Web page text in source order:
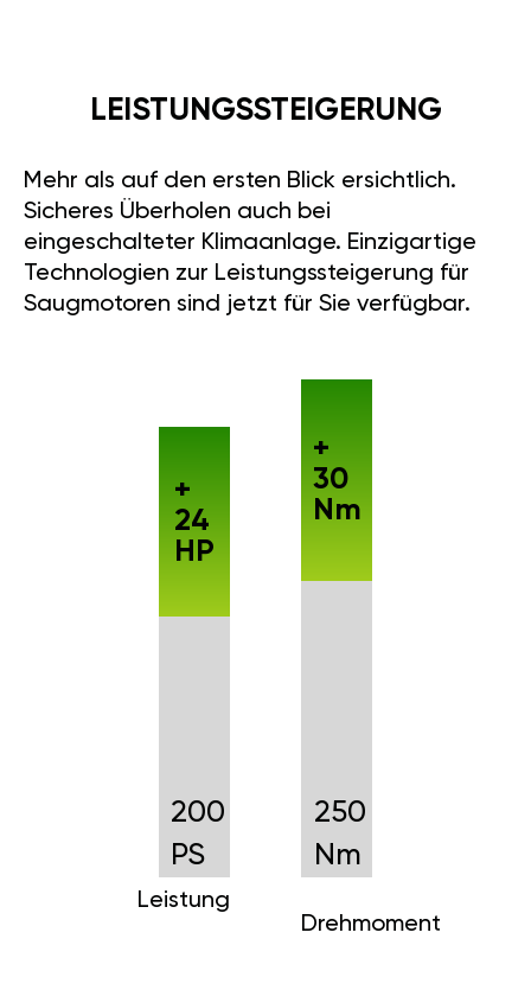
LEISTUNGSSTEIGERUNG
Mehr als auf den ersten Blick ersichtlich.
Sicheres Überholen auch bei
eingeschalteter Klimaanlage. Einzigartige
Technologien zur Leistungssteigerung für
Saugmotoren sind jetzt für Sie verfügbar.
200
PS
Leistung
+
24
HP
250
Nm
Drehmoment
+
30
Nm